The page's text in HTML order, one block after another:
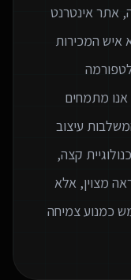
אתר אינטרנט
איש המכירות
אנו מתמחים
עיצוב
קצה,
מצוין, אלא
כמנוע צמיחה